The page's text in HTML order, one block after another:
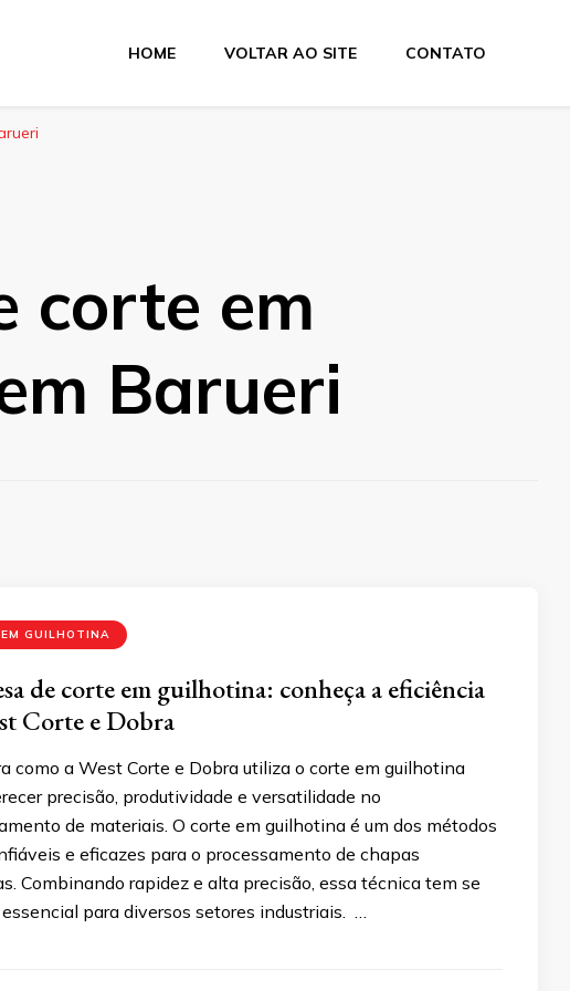
e Dobra
HOME VOLTAR AO SITE CONTATO
corte em
Barueri
GUILHOTINA
de corte em guilhotina: conheça a eficiência
Corte e Dobra
como a West Corte e Dobra utiliza o corte em guilhotina
precisão, produtividade e versatilidade no
de materiais. O corte em guilhotina é um dos métodos
e eficazes para o processamento de chapas
Combinando rapidez e alta precisão, essa técnica tem se
para diversos setores industriais. …